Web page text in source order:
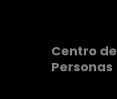
Centro
Personas